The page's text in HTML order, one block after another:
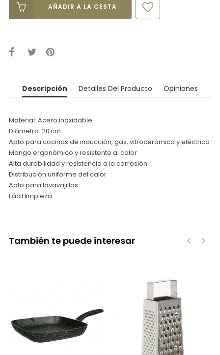
AÑADIR A LA CESTA
Descripción Detalles Del Producto Opiniones
Material: Acero inoxidable
Diámetro: 20 cm
Apto para cocinas de inducción, gas, vitrocerámica y eléctrica
Mango ergonómico y resistente al calor
Alta durabilidad y resistencia a la corrosión
Distribución uniforme del calor
Apto para lavavajillas
Fácil limpieza
También te puede interesar